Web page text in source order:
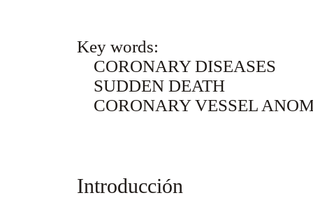
Key words:
CORONARY DISEASES
SUDDEN DEATH
CORONARY VESSEL
Introducción